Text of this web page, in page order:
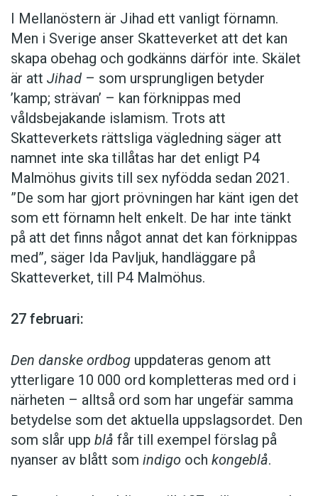
ett namn som skapades av kolonisatörer som
var oförmögna att uttala det namn som
invånarna själva använde. Ett skifte skulle därför
bland annat ”hedra vår nations arv, vårt språk
och vår identitet”. Republikens officiella språk
är nauruanska ellerdorerin naoero, ’nauriskt
språk’, som tillhör den mikronesiska
språkfamiljen.
13 maj:
Grønlandär 2025 års tecken i danskt
teckenspråk. Valet motiveras av att tecknet
fick stor spridning under året eftersom
Grönland ständigt återkom i
Bakom utnämningen står avdelningen för
16 maj:
Jonas von Essen från Göteborg vinner 2026 års
SM i poetry slam. Lag Norge segrar i
lagtävlingen.
seniorer , inte om busetutan om gängkriminella
kriminellaellerbrottslingar , inte omväljare,
hushåll ellerkonsumenterutan omfamiljer,
människor,medborgareellersvenskar, inte om
respektavstånd utan att det ska ha löna sig att
ha jobbat, inte omtillväxtutan omväxande
ekonomioch inte omrödgrön röra, rödgröna
ellervänsterkaosetutan omvänsterpartierna
vänstersidan,vänstern, Socialdemokraterna,
Vänsterpartiet ochMiljöpartiet.
”Jag kände att de Carvalho passar
bättre i fotbollsvärlden”
I ungdomslandslag och i klubblaget AIK har
Otterud. Men i samband med att han skrev på
sitt första A-lagskontrakt med klubben blev det
i stället Norton de Carvalho. På tröjryggen står
det hädanefter de Carvalho i stället förOtterud.
”Jag kände att de Carvalho passar bättre i
fotbollsvärlden”, säger han till Expressen.
I Mellanöstern är Jihad ett vanligt förnamn.
Men i Sverige anser Skatteverket att det kan
skapa obehag och godkänns därför inte. Skälet
är att Jihad – som ursprungligen betyder
’kamp; strävan’ – kan förknippas med
våldsbejakande islamism. Trots att
Skatteverkets rättsliga vägledning säger att
namnet inte ska tillåtas har det enligt P4
Malmöhus givits till sex nyfödda sedan 2021.
”De som har gjort prövningen har känt igen det
som ett förnamn helt enkelt. De har inte tänkt
på att det finns något annat det kan förknippas
med”, säger Ida Pavljuk, handläggare på
Skatteverket, till P4 Malmöhus.
27 februari:
Den danske ordbog uppdateras genom att
ytterligare 10 000 ord kompletteras med ord i
närheten – alltså ord som har ungefär samma
betydelse som det aktuella uppslagsordet. Den
som slår upp blå får till exempel förslag på
nyanser av blått som indigo och kongeblå.